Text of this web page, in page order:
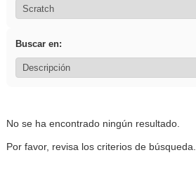
Buscar en:
No se ha encontrado ningún resultado.
Por favor, revisa los criterios de búsqueda.